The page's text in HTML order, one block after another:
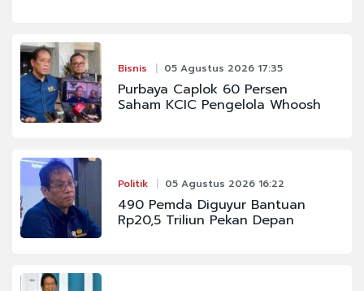
Bisnis 05 Agustus 2026 17:35
Purbaya Caplok 60 Persen
Saham KCIC Pengelola Whoosh
Politik 05 Agustus 2026 16:22
490 Pemda Diguyur Bantuan
Rp20,5 Triliun Pekan Depan